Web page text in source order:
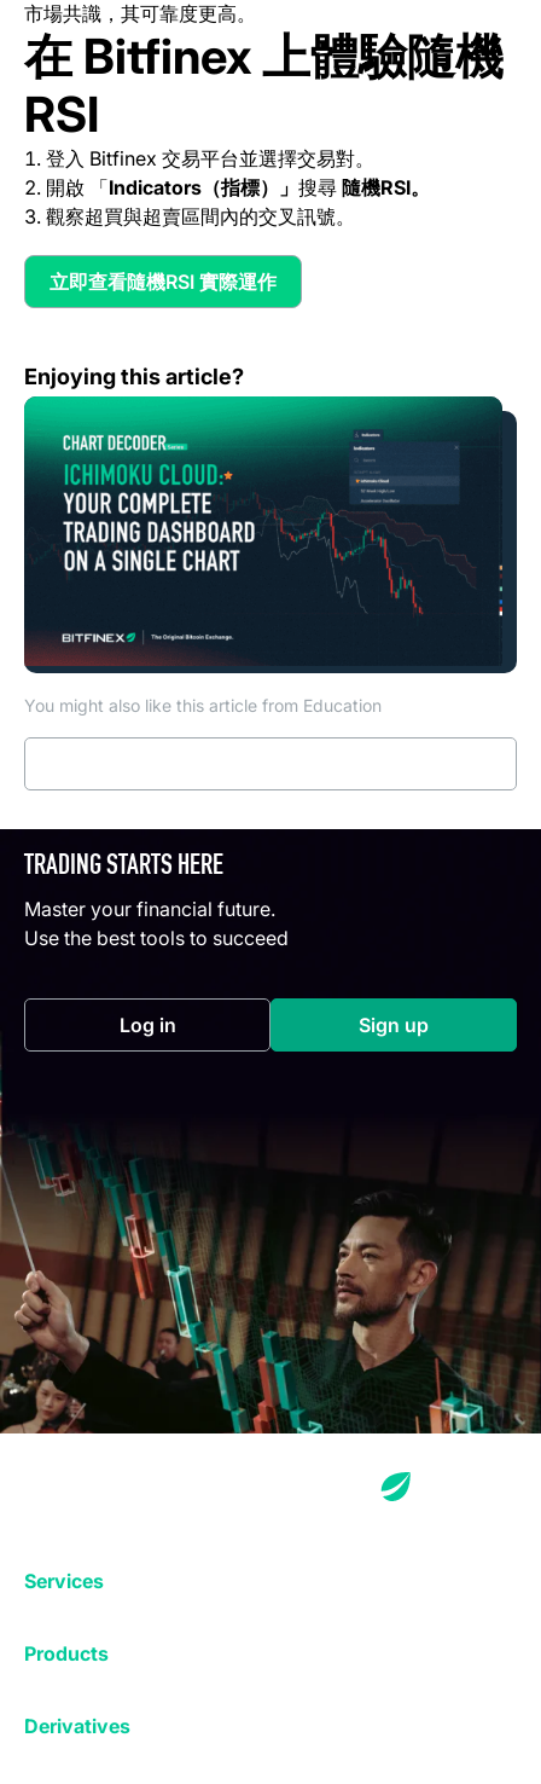
市場共識，其可靠度更高。
在 Bitfinex 上體驗隨機
RSI
登入 Bitfinex 交易平台並選擇交易對。
開啟 「Indicators（指標）」 搜尋 隨機RSI。
觀察超買與超賣區間內的交叉訊號。
立即查看隨機RSI 實際運作
(opens in a new tab)
Enjoying this article?
You might also like this article from Education
圖表解讀系列：一目均衡表 —— 將完整交易儀表板濃縮於一
TRADING STARTS HERE
Master your financial future.
Use the best tools to succeed
Log in(opens in a new tab) Sign up(opens in a
Services
Staking
Products
Derivatives